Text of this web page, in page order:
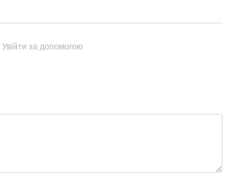
Увійти за допомогою